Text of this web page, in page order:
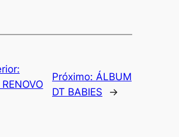
Próximo: ÁLBUM
DT BABIES
→